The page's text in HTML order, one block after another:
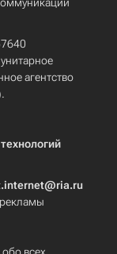
агентство